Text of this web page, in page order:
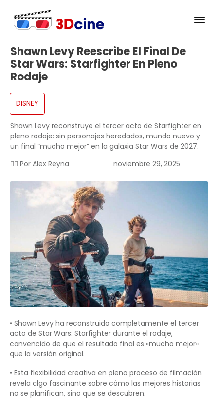
Shawn Levy Reescribe El Final De
Star Wars: Starfighter En Pleno
Rodaje
DISNEY
Shawn Levy reconstruye el tercer acto de Starfighter en
pleno rodaje: sin personajes heredados, mundo nuevo y
un final “mucho mejor” en la galaxia Star Wars de 2027.
✍🏻 Por Alex Reyna noviembre 29, 2025
• Shawn Levy ha reconstruido completamente el tercer
acto de Star Wars: Starfighter durante el rodaje,
convencido de que el resultado final es «mucho mejor»
que la versión original.
• Esta flexibilidad creativa en pleno proceso de filmación
revela algo fascinante sobre cómo las mejores historias
no se planifican, sino que se descubren.